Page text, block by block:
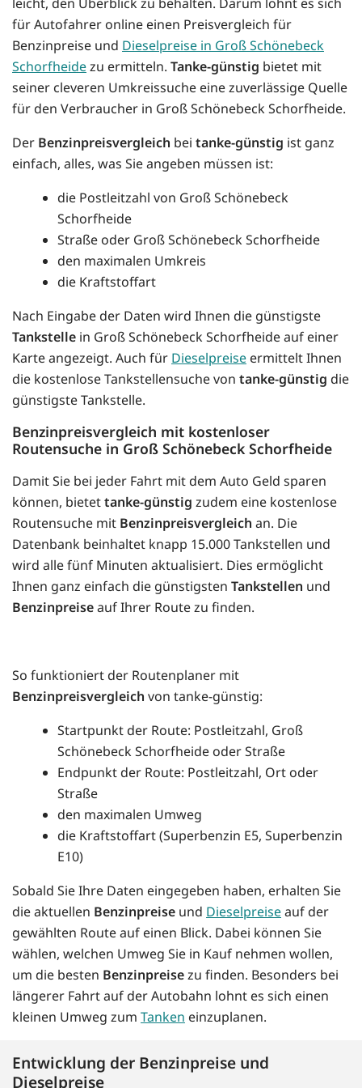
für Autofahrer online einen Preisvergleich für
Benzinpreise und Dieselpreise in Groß Schönebeck
Schorfheidezu ermitteln. Tanke-günstig bietet mit
seiner cleveren Umkreissuche eine zuverlässige Quelle
für den Verbraucher in Groß Schönebeck Schorfheide.
Der Benzinpreisvergleich bei tanke-günstig ist ganz
einfach, alles, was Sie angeben müssen ist:
die Postleitzahl von Groß Schönebeck
Schorfheide
Straße oder Groß Schönebeck Schorfheide
den maximalen Umkreis
die Kraftstoffart
Nach Eingabe der Daten wird Ihnen die günstigste
Tankstelle in Groß Schönebeck Schorfheide auf einer
Karte angezeigt. Auch für Dieselpreise ermittelt Ihnen
die kostenlose Tankstellensuche von tanke-günstig die
günstigste Tankstelle.
Benzinpreisvergleich mit kostenloser
Routensuche in Groß Schönebeck Schorfheide
Damit Sie bei jeder Fahrt mit dem Auto Geld sparen
können, bietettanke-günstig zudem eine kostenlose
Routensuche mit Benzinpreisvergleich an. Die
Datenbank beinhaltet knapp 15.000 Tankstellen und
wird alle fünf Minuten aktualisiert. Dies ermöglicht
Ihnen ganz einfach die günstigsten Tankstellen und
Benzinpreiseauf Ihrer Route zu finden.
So funktioniert der Routenplaner mit
Benzinpreisvergleich von tanke-günstig:
Startpunkt der Route: Postleitzahl, Groß
Schönebeck Schorfheide oder Straße
Endpunkt der Route: Postleitzahl, Ort oder
Straße
den maximalen Umweg
die Kraftstoffart (Superbenzin E5, Superbenzin
E10)
Sobald Sie Ihre Daten eingegeben haben, erhalten Sie
die aktuellen Benzinpreise und Dieselpreiseauf der
gewählten Route auf einen Blick. Dabei können Sie
wählen, welchen Umweg Sie in Kauf nehmen wollen,
um die besten Benzinpreisezu finden. Besonders bei
längerer Fahrt auf der Autobahn lohnt es sich einen
kleinen Umweg zum Tanken einzuplanen.
Entwicklung der Benzinpreise und
Dieselpreise